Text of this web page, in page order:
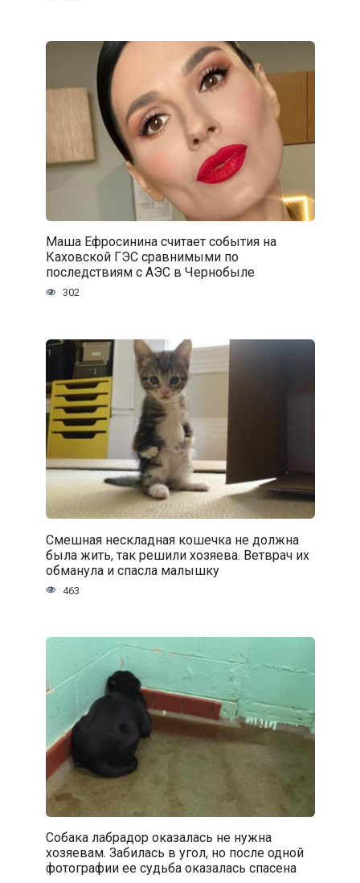
Маша Ефросинина считает события на
Каховской ГЭС сравнимыми по
последствиям с АЭС в Чернобыле
302
Смешная нескладная кошечка не должна
была жить, так решили хозяева. Ветврач их
обманула и спасла малышку
463
Собака лабрадор оказалась не нужна
хозяевам. Забилась в угол, но после одной
фотографии ее судьба оказалась спасена